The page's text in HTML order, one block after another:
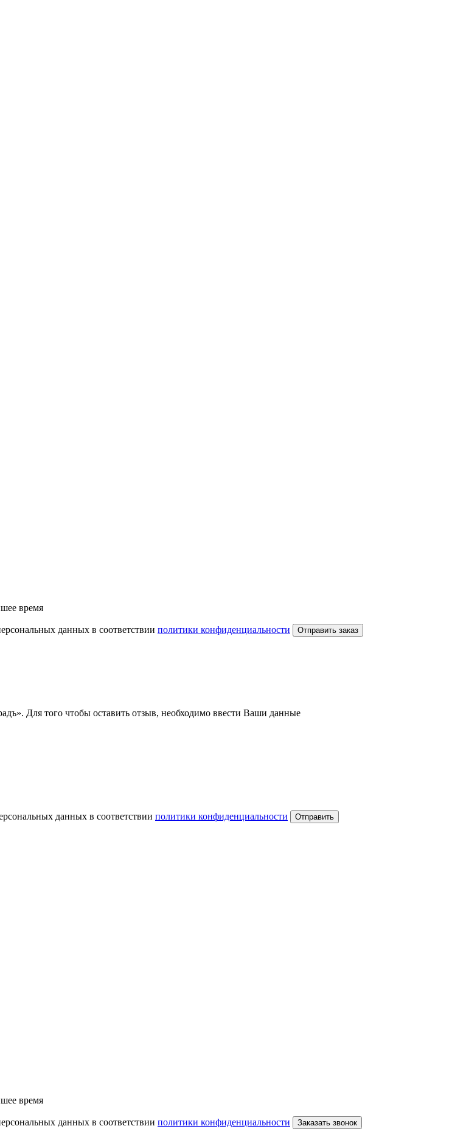
время
данных в соответствии политики конфиденциальности Отправить заказ
Для того чтобы оставить отзыв, необходимо ввести Ваши данные
данных в соответствии политики конфиденциальности Отправить
время
данных в соответствии политики конфиденциальности Заказать звонок